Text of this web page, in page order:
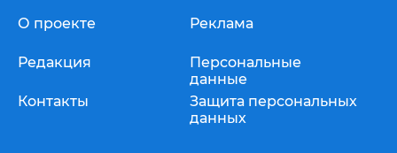
О проекте
Редакция
Контакты
Реклама
Персональные
данные
Защита персональных
данных